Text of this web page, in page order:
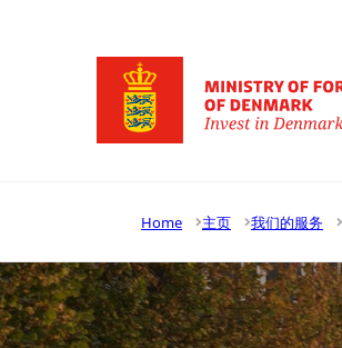
Go to frontpage
Home 主页 我们的服务